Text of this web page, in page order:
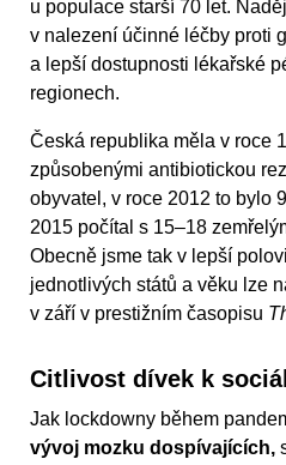
u populace starší 70 let.
v nalezení účinné léčby proti
a lepší dostupnosti lékařské
regionech.
Česká republika měla v roce
způsobenými antibiotickou
obyvatel, v roce 2012 to bylo
2015 počítal s 15–18
Obecně jsme tak v lepší
jednotlivých států a věku lze
v září v prestižním časopisu
Citlivost dívek k
Jak lockdowny během
vývoj mozku dospívajících,